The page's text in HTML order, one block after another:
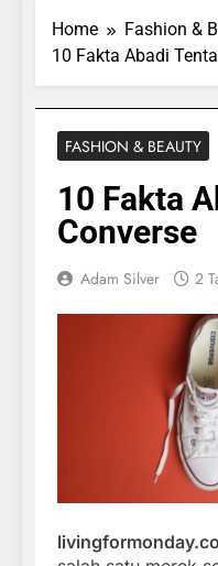
Home
Fashion &
10 Fakta Abadi
FASHION & BEAUTY
10 Fakta
Converse
Adam Silver 2